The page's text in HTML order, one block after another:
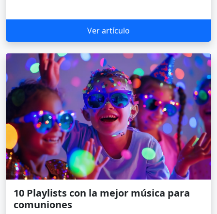
Ver artículo
10 Playlists con la mejor música para
comuniones